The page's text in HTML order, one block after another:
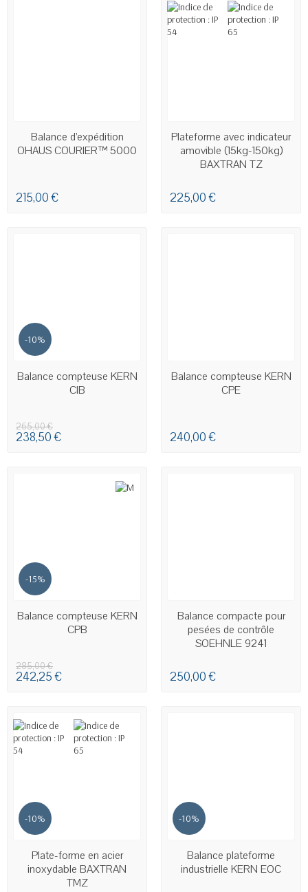
EN STOCK
Balance d’expédition
OHAUS COURIER™ 5000
215,00 €
EN STOCK
Plateforme avec indicateur
amovible (15kg-150kg)
BAXTRAN TZ
225,00 €
-10%
EN STOCK
Balance compteuse KERN
CIB
265,00 €
238,50 €
EN STOCK
Balance compteuse KERN
CPE
240,00 €
-15%
EN STOCK
Balance compteuse KERN
CPB
285,00 €
242,25 €
Balance compacte pour
pesées de contrôle
SOEHNLE 9241
250,00 €
-10%
EN STOCK
Plate-forme en acier
inoxydable BAXTRAN
TMZ
-10%
EN STOCK
Balance plateforme
industrielle KERN EOC